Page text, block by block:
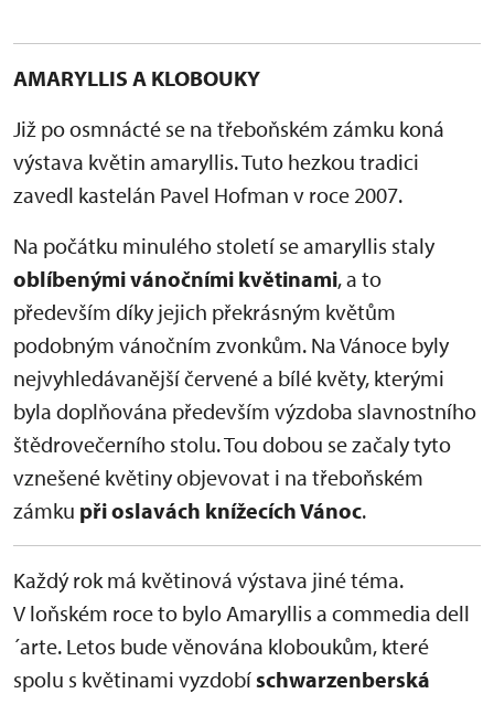
AMARYLLIS A KLOBOUKY
Již po osmnácté se na třeboňském zámku koná
výstava květin amaryllis. Tuto hezkou tradici
zavedl kastelán Pavel Hofman v roce 2007.
Na počátku minulého století se amaryllis staly
oblíbenými vánočními květinami, a to
především díky jejich překrásným květům
podobným vánočním zvonkům. Na Vánoce byly
nejvyhledávanější červené a bílé květy, kterými
byla doplňována především výzdoba slavnostního
štědrovečerního stolu. Tou dobou se začaly tyto
vznešené květiny objevovat i na třeboňském
zámku při oslavách knížecích Vánoc.
Každý rok má květinová výstava jiné téma.
V loňském roce to bylo Amaryllis a commedia dell
´arte. Letos bude věnována kloboukům, které
spolu s květinami vyzdobíschwarzenberská